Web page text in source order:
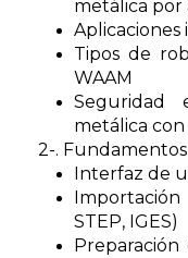
metálica por
Aplicaciones
Tipos de
WAAM
Seguridad
metálica
2-.
Interfaz de
STEP, IGES)